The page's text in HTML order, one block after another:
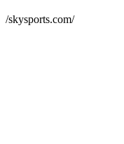
/skysports.com/